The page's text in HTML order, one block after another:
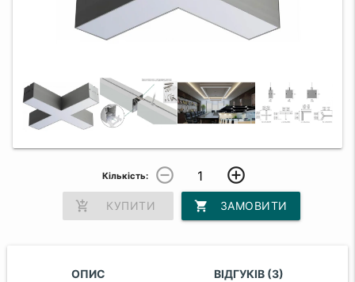
Кількість: remove_circle_outline add_circle_outline
add_shopping_cart КУПИТИ shopping_cart ЗАМОВИТИ
ОПИС ВІДГУКІВ (3)